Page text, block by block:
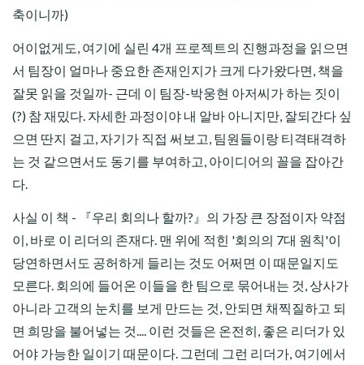
축이니까)
어이없게도, 여기에 실린 4개 프로젝트의 진행과정을 읽으면
서 팀장이 얼마나 중요한 존재인지가 크게 다가왔다면, 책을
잘못 읽을 것일까- 근데 이 팀장-박웅현 아저씨가 하는 짓이
(?) 참 재밌다. 자세한 과정이야 내 알바 아니지만, 잘되간다 싶
으면 딴지 걸고, 자기가 직접 써보고, 팀원들이랑 티격태격하
는 것 같으면서도 동기를 부여하고, 아이디어의 꼴을 잡아간
다.
사실 이 책 - 『우리 회의나 할까?』의 가장 큰 장점이자 약점
이, 바로 이 리더의 존재다. 맨 위에 적힌 '회의의 7대 원칙'이
당연하면서도 공허하게 들리는 것도 어쩌면 이 때문일지도
모른다. 회의에 들어온 이들을 한 팀으로 묶어내는 것, 상사가
아니라 고객의 눈치를 보게 만드는 것, 안되면 채찍질하고 되
면 희망을 불어넣는 것.... 이런 것들은 온전히, 좋은 리더가 있
어야 가능한 일이기 때문이다. 그런데 그런 리더가, 여기에서